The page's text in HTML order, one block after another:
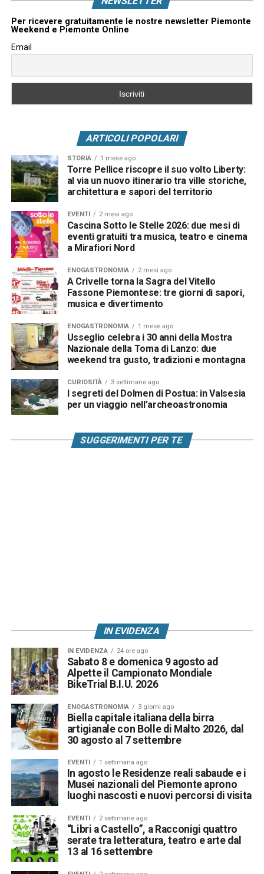
Per ricevere gratuitamente le nostre newsletter Piemonte
Weekend e Piemonte Online
Email
ARTICOLI POPOLARI
STORIA 1 mese ago
Torre Pellice riscopre il suo volto Liberty:
al via un nuovo itinerario tra ville storiche,
architettura e sapori del territorio
EVENTI 2 mesi ago
Cascina Sotto le Stelle 2026: due mesi di
eventi gratuiti tra musica, teatro e cinema
a Mirafiori Nord
ENOGASTRONOMIA 2 mesi ago
A Crivelle torna la Sagra del Vitello
Fassone Piemontese: tre giorni di sapori,
musica e divertimento
ENOGASTRONOMIA 1 mese ago
Usseglio celebra i 30 anni della Mostra
Nazionale della Toma di Lanzo: due
weekend tra gusto, tradizioni e montagna
CURIOSITÀ 3 settimane ago
I segreti del Dolmen di Postua: in Valsesia
per un viaggio nell’archeoastronomia
SUGGERIMENTI PER TE
IN EVIDENZA
IN EVIDENZA 24 ore ago
Sabato 8 e domenica 9 agosto ad
Alpette il Campionato Mondiale
BikeTrial B.I.U. 2026
ENOGASTRONOMIA 3 giorni ago
Biella capitale italiana della birra
artigianale con Bolle di Malto 2026, dal
30 agosto al 7 settembre
EVENTI 1 settimana ago
In agosto le Residenze reali sabaude e i
Musei nazionali del Piemonte aprono
luoghi nascosti e nuovi percorsi di visita
EVENTI 2 settimane ago
“Libri a Castello”, a Racconigi quattro
serate tra letteratura, teatro e arte dal
13 al 16 settembre